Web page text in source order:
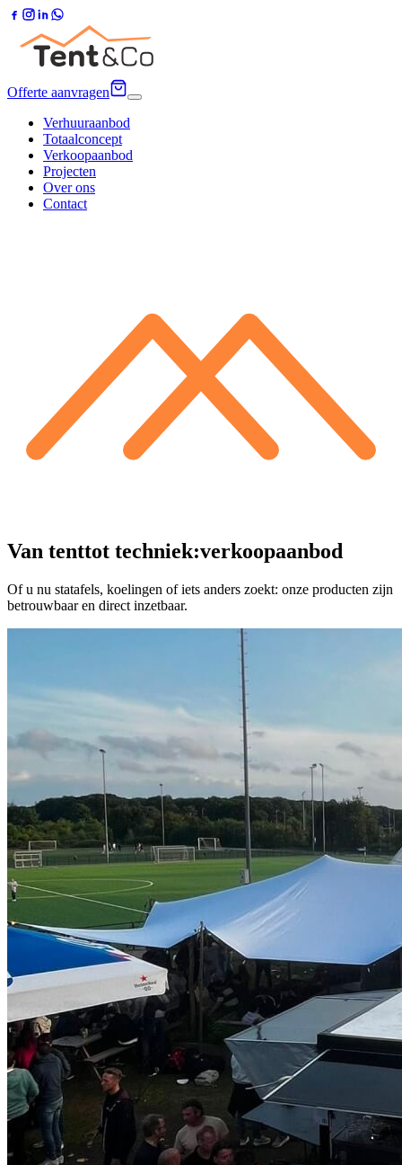
Offerte aanvragen
Verhuuraanbod
Totaalconcept
Verkoopaanbod
Projecten
Over ons
Contact
Van tenttot techniek:verkoopaanbod
Of u nu statafels, koelingen of iets anders zoekt: onze producten zijn
betrouwbaar en direct inzetbaar.